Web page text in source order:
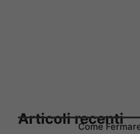
Articoli recenti
Come